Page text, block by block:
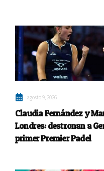
agosto 9, 2026
Claudia Fernández y
Londres: destronan a
primer Premier Padel